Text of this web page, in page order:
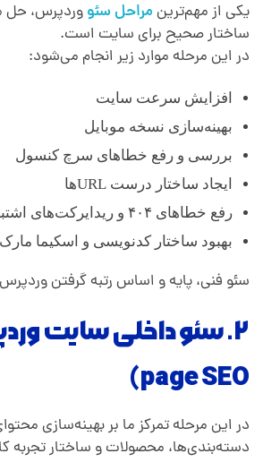
یکی از مهم‌ترین مراحل سئووردپرس، حل
ساختار صحیح برای سایت است.
در این مرحله موارد زیر انجام می‌شود:
افزایش سرعت سایت
بهینه‌سازی نسخه موبایل
بررسی و رفع خطاهای سرچ کنسول
ایجاد ساختار درست URLها
رفع خطاهای ۴۰۴ و ریدایرکت‌های اشتباه
بهبود ساختار کدنویسی و اسکیما
سئو فنی، پایه و اساس رتبه گرفتن
page SEO)
در این مرحله تمرکز ما بر بهینه‌سازی
دسته‌بندی‌ها، محصولات و ساختار تجربه